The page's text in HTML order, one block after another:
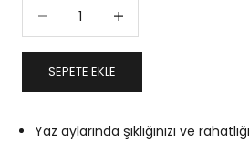
SEPETE EKLE
Yaz aylarında şıklığınızı ve